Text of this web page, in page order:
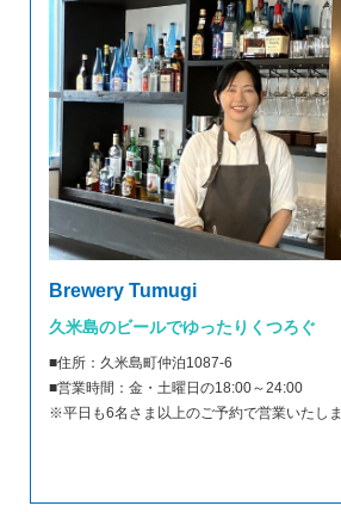
Brewery Tumugi
久米島のビールでゆったりくつろぐ
■住所：久米島町仲泊1087-6
■営業時間：金・土曜日の18:00～24:00
※平日も6名さま以上のご予約で営業いたしま